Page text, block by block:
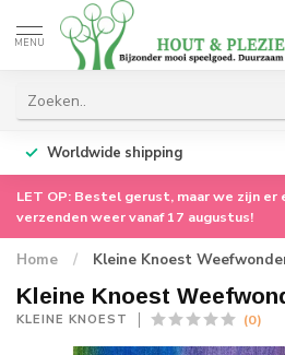
MENU
Worldwide shipping
LET OP: Bestel gerust, maar we zijn er
verzenden weer vanaf 17 augustus!
Home / Kleine Knoest
Kleine Knoest
KLEINE KNOEST (0)